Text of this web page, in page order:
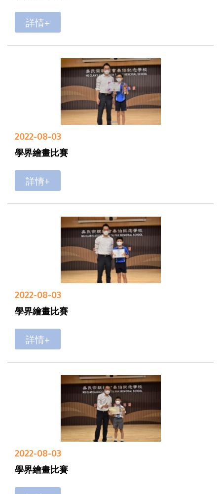
詳情+
2022-08-03
學界繪畫比賽
詳情+
2022-08-03
學界繪畫比賽
詳情+
2022-08-03
學界繪畫比賽